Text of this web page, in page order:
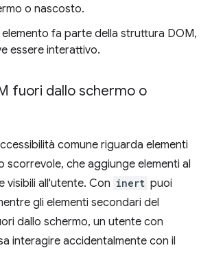
o nascosto.
fa parte della struttura DOM,
essere interattivo.
fuori dallo schermo o
comune riguarda elementi
scorrevole, che aggiunge elementi al
visibili all'utente. Con inert puoi
gli elementi secondari del
dallo schermo, un utente con
interagire accidentalmente con il